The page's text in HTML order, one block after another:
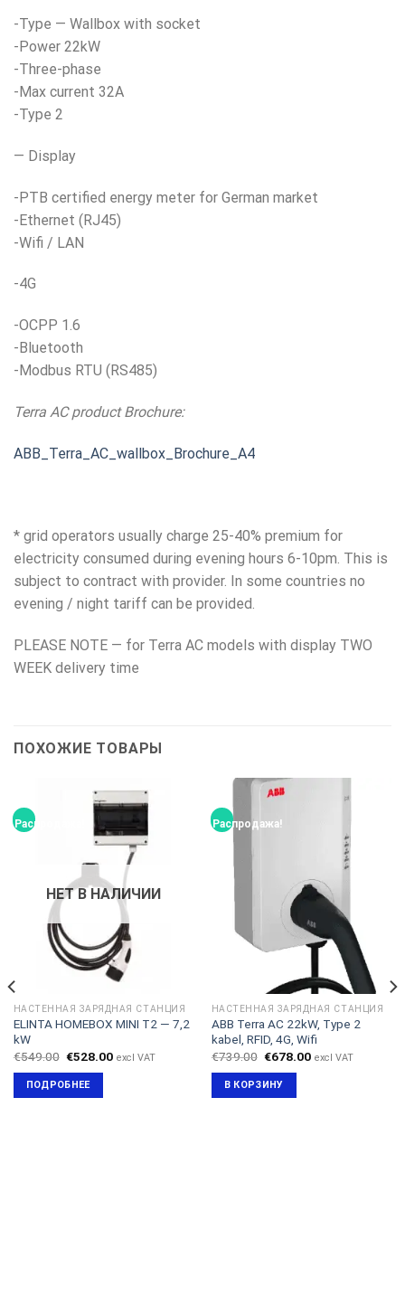
-Type — Wallbox with socket
-Power 22kW
-Three-phase
-Max current 32A
-Type 2
— Display
-PTB certified energy meter for German market
-Ethernet (RJ45)
-Wifi / LAN
-4G
-OCPP 1.6
-Bluetooth
-Modbus RTU (RS485)
Terra AC product Brochure:
ABB_Terra_AC_wallbox_Brochure_A4
* grid operators usually charge 25-40% premium for
electricity consumed during evening hours 6-10pm. This is
subject to contract with provider. In some countries no
evening / night tariff can be provided.
PLEASE NOTE — for Terra AC models with display TWO
WEEK delivery time
ПОХОЖИЕ ТОВАРЫ
Распродажа!
НЕТ В НАЛИЧИИ
НАСТЕННАЯ ЗАРЯДНАЯ СТАНЦИЯ
ELINTA HOMEBOX MINI T2 — 7,2
kW
€549.00 Первоначальная
составляла
€549.00.
€528.00Текущая
excl VAT
ПОДРОБНЕЕ
Распродажа!
НАСТЕННАЯ ЗАРЯДНАЯ СТАНЦИЯ
ABB Terra AC 22kW, Type 2
kabel, RFID, 4G, Wifi
€739.00 Первоначальная
составляла
€739.00.
€678.00Текущая
excl VAT
В КОРЗИНУ